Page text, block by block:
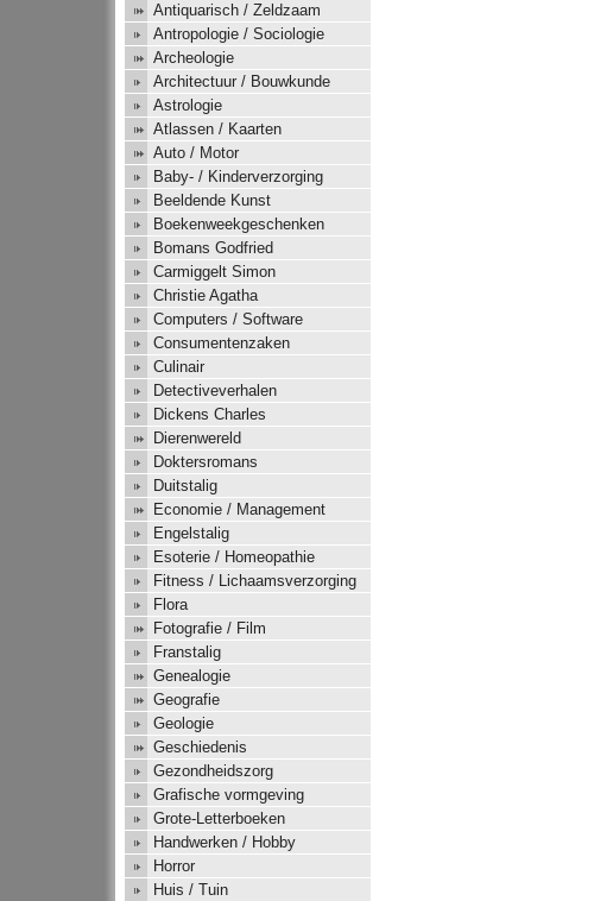
Antiquarisch / Zeldzaam
Antropologie / Sociologie
Archeologie
Architectuur / Bouwkunde
Astrologie
Atlassen / Kaarten
Auto / Motor
Baby- / Kinderverzorging
Beeldende Kunst
Boekenweekgeschenken
Bomans Godfried
Carmiggelt Simon
Christie Agatha
Computers / Software
Consumentenzaken
Culinair
Detectiveverhalen
Dickens Charles
Dierenwereld
Doktersromans
Duitstalig
Economie / Management
Engelstalig
Esoterie / Homeopathie
Fitness / Lichaamsverzorging
Flora
Fotografie / Film
Franstalig
Genealogie
Geografie
Geologie
Geschiedenis
Gezondheidszorg
Grafische vormgeving
Grote-Letterboeken
Handwerken / Hobby
Horror
Huis / Tuin